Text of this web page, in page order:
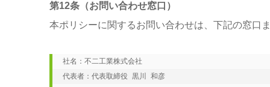
第12条（お問い合わせ窓口）
本ポリシーに関するお問い合わせは、下記の窓口
社名：不二工業株式会社
代表者：代表取締役 黒川 和彦